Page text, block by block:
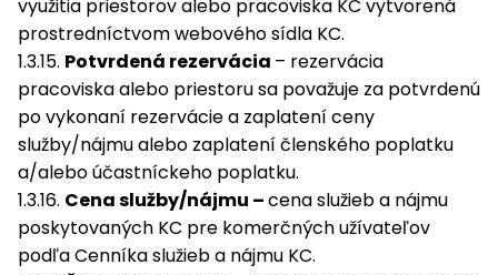
využitia priestorov alebo pracoviska KC vytvorená
prostredníctvom webového sídla KC.
1.3.15. Potvrdená rezervácia – rezervácia
pracoviska alebo priestoru sa považuje za potvrdenú
po vykonaní rezervácie a zaplatení ceny
služby/nájmu alebo zaplatení členského poplatku
a/alebo účastníckeho poplatku.
1.3.16. Cena služby/nájmu –cena služieb a nájmu
poskytovaných KC pre komerčných užívateľov
podľa Cenníka služieb a nájmu KC.